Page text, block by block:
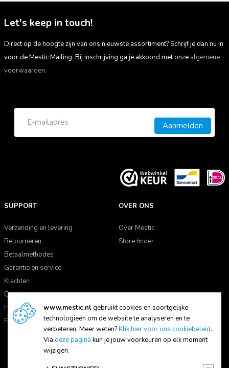
Let's keep in touch!
Direct op de hoogte zijn van ons nieuwste assortiment? Schrijf je dan nu in
voor de Mestic Mailing. Bij inschrijving ga je akkoord met onze algemene
voorwaarden.
Aanmelden
SUPPORT
Verzending en levering
Retourneren
Betaalmethodes
Garantie en service
Klachten
Contact
Handleidingen
FAQ
OVER ONS
Over Mestic
Store finder
www.mestic.nlgebruikt cookies en soortgelijke
technologieën om de website te analyseren en te
verbeteren. Meer weten?Klik hier voor ons cookiebeleid.
Via deze pagina kun je jouw voorkeuren op elk moment
wijzigen.